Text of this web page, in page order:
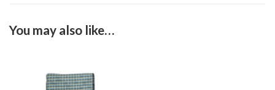
You may also like…